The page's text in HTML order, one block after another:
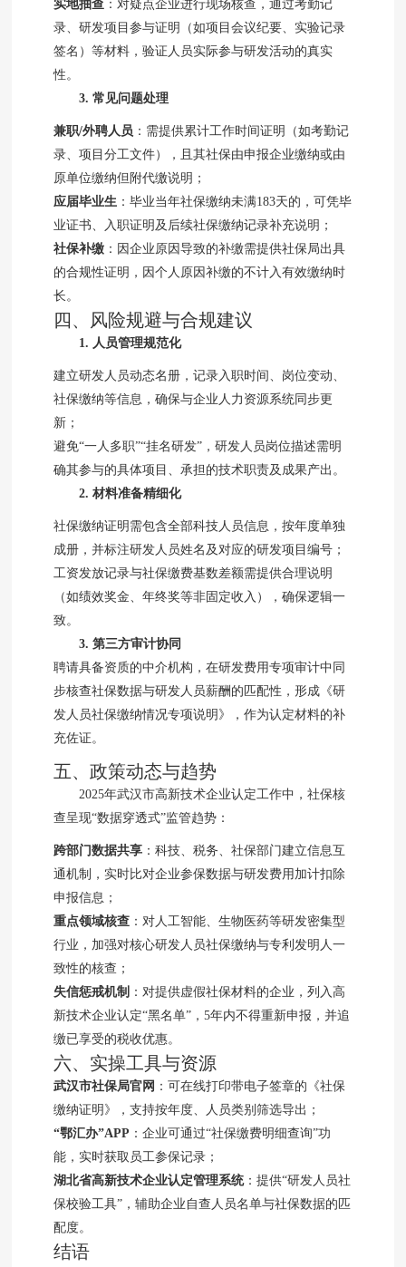
实地抽查 ：对疑点企业进行现场核查，通过考勤记
录、研发项目参与证明（如项目会议纪要、实验记录
签名）等材料，验证人员实际参与研发活动的真实
性。
3. 常见问题处理
兼职/外聘人员 ：需提供累计工作时间证明（如考勤记
录、项目分工文件），且其社保由申报企业缴纳或由
原单位缴纳但附代缴说明；
应届毕业生 ：毕业当年社保缴纳未满183天的，可凭毕
业证书、入职证明及后续社保缴纳记录补充说明；
社保补缴 ：因企业原因导致的补缴需提供社保局出具
的合规性证明，因个人原因补缴的不计入有效缴纳时
长。
四、风险规避与合规建议
1. 人员管理规范化
建立研发人员动态名册，记录入职时间、岗位变动、
社保缴纳等信息，确保与企业人力资源系统同步更
新；
避免“一人多职”“挂名研发”，研发人员岗位描述需明
确其参与的具体项目、承担的技术职责及成果产出。
2. 材料准备精细化
社保缴纳证明需包含全部科技人员信息，按年度单独
成册，并标注研发人员姓名及对应的研发项目编号；
工资发放记录与社保缴费基数差额需提供合理说明
（如绩效奖金、年终奖等非固定收入），确保逻辑一
致。
3. 第三方审计协同
聘请具备资质的中介机构，在研发费用专项审计中同
步核查社保数据与研发人员薪酬的匹配性，形成《研
发人员社保缴纳情况专项说明》，作为认定材料的补
充佐证。
五、政策动态与趋势
2025年武汉市高新技术企业认定工作中，社保核
查呈现“数据穿透式”监管趋势：
跨部门数据共享 ：科技、税务、社保部门建立信息互
通机制，实时比对企业参保数据与研发费用加计扣除
申报信息；
重点领域核查 ：对人工智能、生物医药等研发密集型
行业，加强对核心研发人员社保缴纳与专利发明人一
致性的核查；
失信惩戒机制 ：对提供虚假社保材料的企业，列入高
新技术企业认定“黑名单”，5年内不得重新申报，并追
缴已享受的税收优惠。
六、实操工具与资源
武汉市社保局官网 ：可在线打印带电子签章的《社保
缴纳证明》，支持按年度、人员类别筛选导出；
“鄂汇办”APP ：企业可通过“社保缴费明细查询”功
能，实时获取员工参保记录；
湖北省高新技术企业认定管理系统：提供“研发人员社
保校验工具”，辅助企业自查人员名单与社保数据的匹
配度。
结语